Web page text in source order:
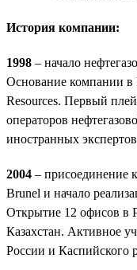
История компании:
1998 – начало
Основание компании в
Resources. Первый
операторов
иностранных
2004 – присоединение
Brunel и начало
Открытие 12 офисов в
Казахстан. Активное
России и Каспийского